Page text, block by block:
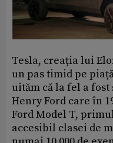
Tesla, creația lui
un pas timid pe
uităm că la fel a
Henry Ford care în
Ford Model T,
accesibil clasei de